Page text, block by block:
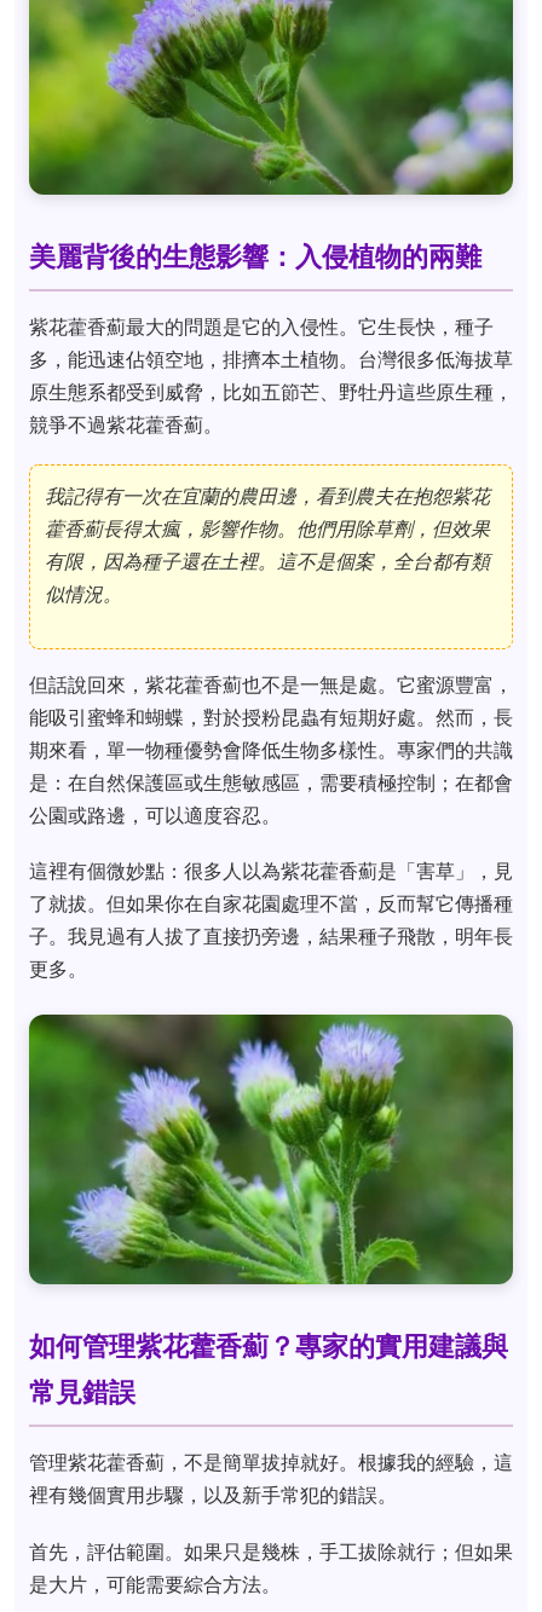
美麗背後的生態影響：入侵植物的兩難
紫花藿香薊最大的問題是它的入侵性。它生長快，種子
多，能迅速佔領空地，排擠本土植物。台灣很多低海拔草
原生態系都受到威脅，比如五節芒、野牡丹這些原生種，
競爭不過紫花藿香薊。
我記得有一次在宜蘭的農田邊，看到農夫在抱怨紫花
藿香薊長得太瘋，影響作物。他們用除草劑，但效果
有限，因為種子還在土裡。這不是個案，全台都有類
似情況。
但話說回來，紫花藿香薊也不是一無是處。它蜜源豐富，
能吸引蜜蜂和蝴蝶，對於授粉昆蟲有短期好處。然而，長
期來看，單一物種優勢會降低生物多樣性。專家們的共識
是：在自然保護區或生態敏感區，需要積極控制；在都會
公園或路邊，可以適度容忍。
這裡有個微妙點：很多人以為紫花藿香薊是「害草」，見
了就拔。但如果你在自家花園處理不當，反而幫它傳播種
子。我見過有人拔了直接扔旁邊，結果種子飛散，明年長
更多。
如何管理紫花藿香薊？專家的實用建議與
常見錯誤
管理紫花藿香薊，不是簡單拔掉就好。根據我的經驗，這
裡有幾個實用步驟，以及新手常犯的錯誤。
首先，評估範圍。如果只是幾株，手工拔除就行；但如果
是大片，可能需要綜合方法。